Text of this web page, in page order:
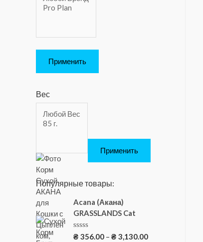
Применить
Вес
Применить
Популярные товары:
Acana (Акана)
GRASSLANDS Cat
О
₴ 356.00 – ₴ 3,130.00